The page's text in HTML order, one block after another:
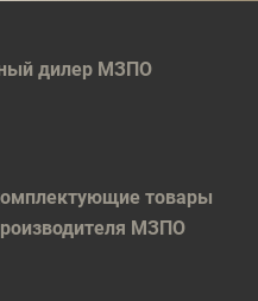
дилер МЗПО
товары
МЗПО